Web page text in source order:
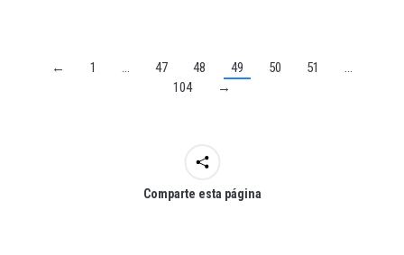
← 1 … 47 48 49 50 51
…
104
→
Comparte esta página